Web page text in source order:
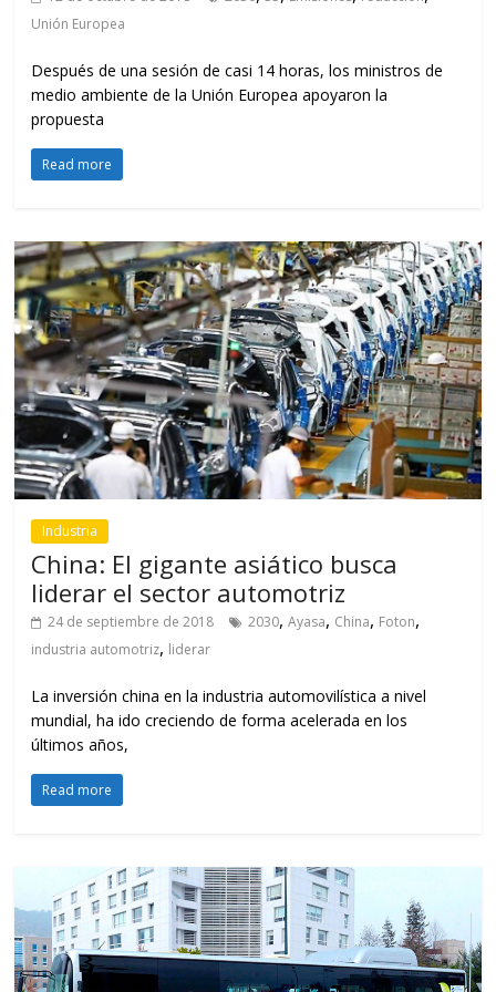
Unión Europea
Después de una sesión de casi 14 horas, los ministros de
medio ambiente de la Unión Europea apoyaron la
propuesta
Read more
Industria
China: El gigante asiático busca
liderar el sector automotriz
24 de septiembre de 2018 2030,Ayasa, China, Foton,
industria automotriz, liderar
La inversión china en la industria automovilística a nivel
mundial, ha ido creciendo de forma acelerada en los
últimos años,
Read more